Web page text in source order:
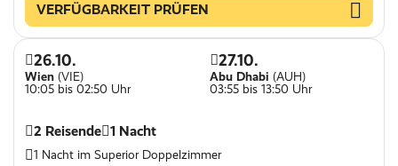
VERFÜGBARKEIT PRÜFEN
26.10.
Wien (VIE)
10:05 bis 02:50 Uhr
27.10.
Abu Dhabi (AUH)
03:55 bis 13:50 Uhr
2 Reisende 1 Nacht
1 Nacht im Superior Doppelzimmer